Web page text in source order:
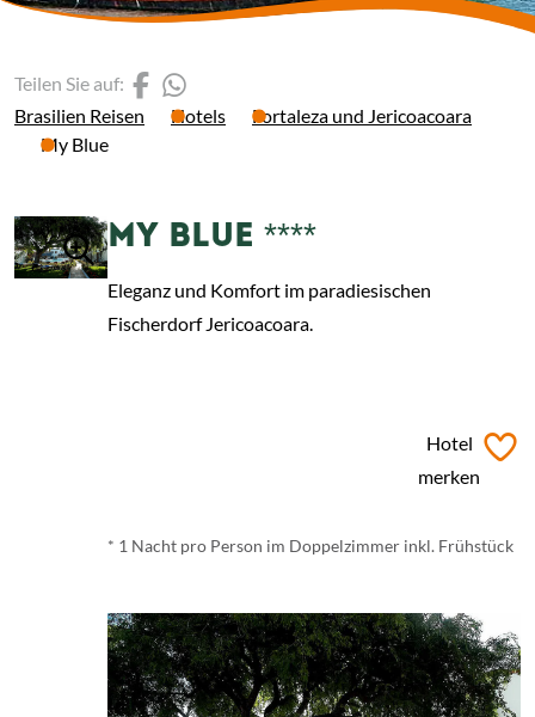
Brasilien Reisen Hotels
Fortaleza und Jericoacoara
My Blue
Teilen Sie auf: (Link öffnet einen neuen
MY BLUE ****
Eleganz und Komfort im paradiesischen
Fischerdorf Jericoacoara.
Hotel
merken
* 1 Nacht pro Person im Doppelzimmer inkl. Frühstück